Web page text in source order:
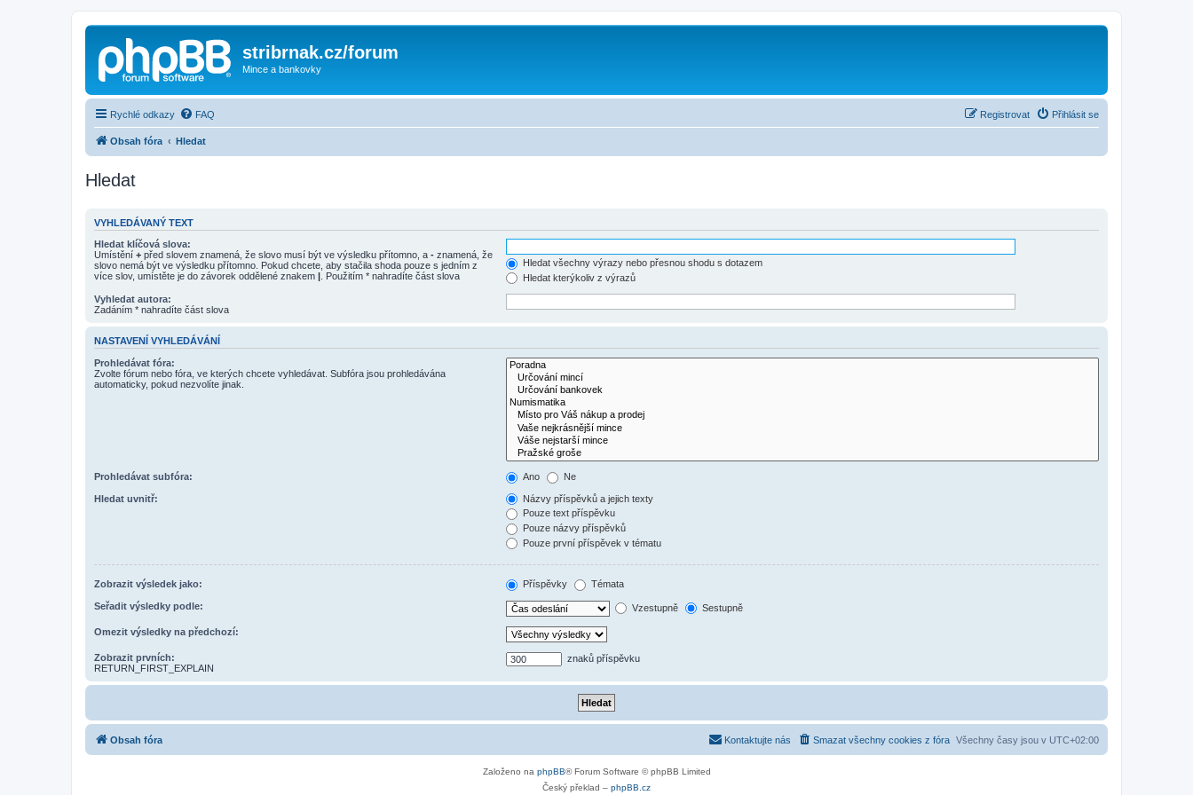
stribrnak.cz/forum
Mince a bankovky
Rychlé odkazy FAQ Přihlásit se
Registrovat
Obsah fóra Hledat
Hledat
VYHLEDÁVANÝ TEXT
Hledat klíčová slova:
Umístění + před slovem znamená, že slovo musí být ve výsledku přítomno, a - znamená, že
slovo nemá být ve výsledku přítomno. Pokud chcete, aby stačila shoda pouze s jedním z
více slov, umístěte je do závorek oddělené znakem | . Použitím * nahradíte část slova
Hledat všechny výrazy nebo přesnou shodu s dotazem
Hledat kterýkoliv z výrazů
Vyhledat autora:
Zadáním * nahradíte část slova
NASTAVENÍ VYHLEDÁVÁNÍ
Prohledávat fóra:
Zvolte fórum nebo fóra, ve kterých chcete vyhledávat. Subfóra jsou prohledávána
automaticky, pokud nezvolíte jinak.
Prohledávat subfóra: Ano Ne
Hledat uvnitř:
Názvy příspěvků a jejich texty
Pouze text příspěvku
Pouze názvy příspěvků
Pouze první příspěvek v tématu
Zobrazit výsledek jako: Příspěvky Témata
Seřadit výsledky podle: Vzestupně Sestupně
Omezit výsledky na předchozí:
Zobrazit prvních:
RETURN_FIRST_EXPLAIN
znaků příspěvku
Obsah fóra Všechny časy jsou v UTC+02:00
Smazat všechny cookies z fóra
Kontaktujte nás
Založeno na phpBB® Forum Software © phpBB Limited
Český překlad – phpBB.cz